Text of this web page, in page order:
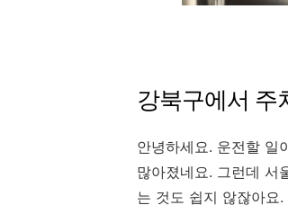
강북구에서 주
안녕하세요. 운전할 일
많아졌네요. 그런데 서
는 것도 쉽지 않잖아요